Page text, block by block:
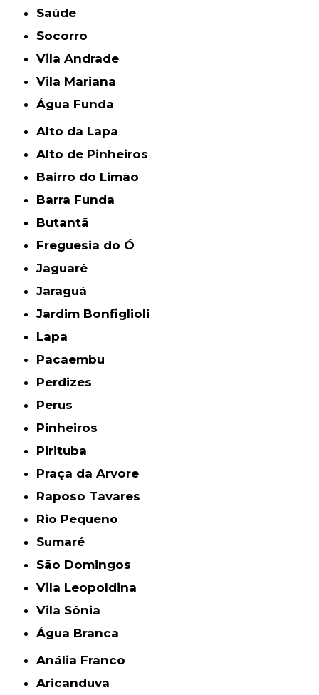
Saúde
Socorro
Vila Andrade
Vila Mariana
Água Funda
Alto da Lapa
Alto de Pinheiros
Bairro do Limão
Barra Funda
Butantã
Freguesia do Ó
Jaguaré
Jaraguá
Jardim Bonfiglioli
Lapa
Pacaembu
Perdizes
Perus
Pinheiros
Pirituba
Praça da Arvore
Raposo Tavares
Rio Pequeno
Sumaré
São Domingos
Vila Leopoldina
Vila Sônia
Água Branca
Anália Franco
Aricanduva